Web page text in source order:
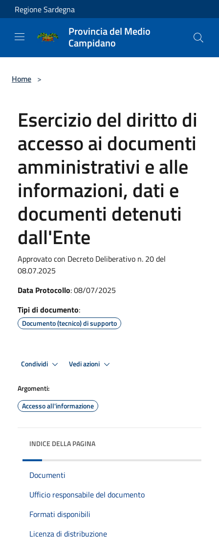
Salta al contenuto principale
Regione Sardegna
Provincia del Medio
Campidano
Home >
Esercizio del diritto di
accesso ai documenti
amministrativi e alle
informazioni, dati e
documenti detenuti
dall'Ente
Approvato con Decreto Deliberativo n. 20 del
08.07.2025
Data Protocollo: 08/07/2025
Tipi di documento:
Documento (tecnico) di supporto
Condividi Vedi azioni
Argomenti:
Accesso all'informazione
INDICE DELLA PAGINA
Documenti
Ufficio responsabile del documento
Formati disponibili
Licenza di distribuzione